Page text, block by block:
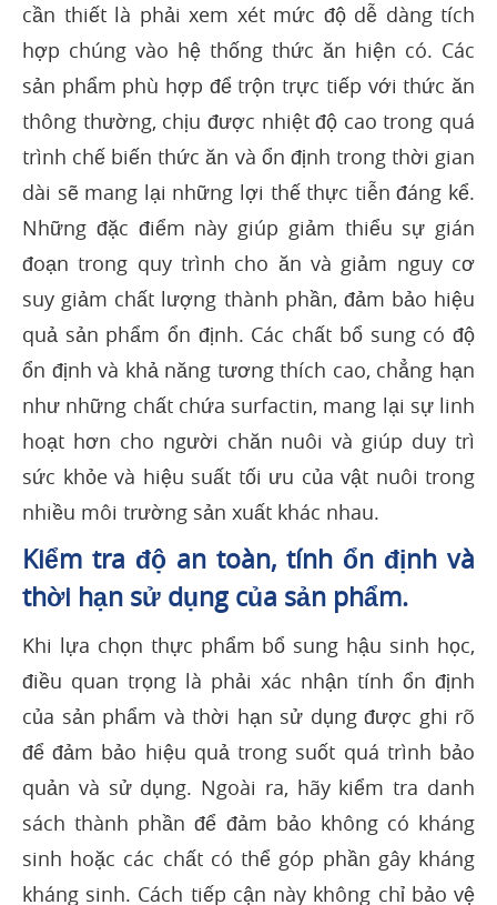
cần thiết là phải xem xét mức độ dễ dàng tích
hợp chúng vào hệ thống thức ăn hiện có. Các
sản phẩm phù hợp để trộn trực tiếp với thức ăn
thông thường, chịu được nhiệt độ cao trong quá
trình chế biến thức ăn và ổn định trong thời gian
dài sẽ mang lại những lợi thế thực tiễn đáng kể.
Những đặc điểm này giúp giảm thiểu sự gián
đoạn trong quy trình cho ăn và giảm nguy cơ
suy giảm chất lượng thành phần, đảm bảo hiệu
quả sản phẩm ổn định. Các chất bổ sung có độ
ổn định và khả năng tương thích cao, chẳng hạn
như những chất chứa surfactin, mang lại sự linh
hoạt hơn cho người chăn nuôi và giúp duy trì
sức khỏe và hiệu suất tối ưu của vật nuôi trong
nhiều môi trường sản xuất khác nhau.
Kiểm tra độ an toàn, tính ổn định và
thời hạn sử dụng của sản phẩm.
Khi lựa chọn thực phẩm bổ sung hậu sinh học,
điều quan trọng là phải xác nhận tính ổn định
của sản phẩm và thời hạn sử dụng được ghi rõ
để đảm bảo hiệu quả trong suốt quá trình bảo
quản và sử dụng. Ngoài ra, hãy kiểm tra danh
sách thành phần để đảm bảo không có kháng
sinh hoặc các chất có thể góp phần gây kháng
kháng sinh. Cách tiếp cận này không chỉ bảo vệ